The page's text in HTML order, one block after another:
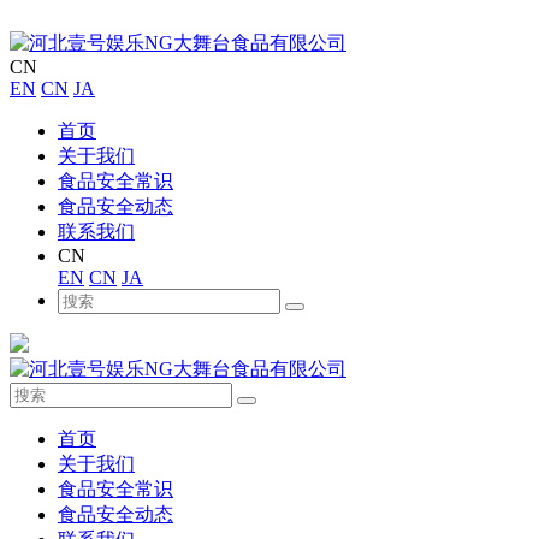
CN
EN CN JA
首页
关于我们
食品安全常识
食品安全动态
联系我们
CN
EN CN JA
首页
关于我们
食品安全常识
食品安全动态